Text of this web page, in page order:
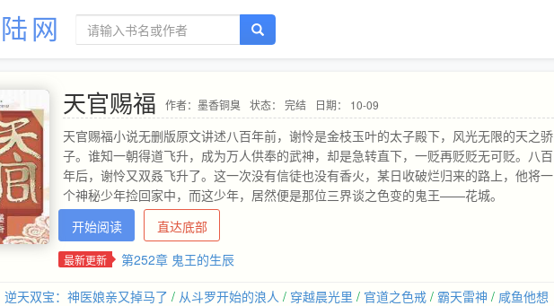
网
天官赐福 作者：墨香铜臭 状态： 完结 日期： 10-09
天官赐福小说无删版原文讲述八百年前，谢怜是金枝玉叶的太子殿下，风光无限的天之骄
子。谁知一朝得道飞升，成为万人供奉的武神，却是急转直下，一贬再贬贬无可贬。八百
年后，谢怜又双叒飞升了。这一次没有信徒也没有香火，某日收破烂归来的路上，他将一
个神秘少年捡回家中，而这少年，居然便是那位三界谈之色变的鬼王——花城。
开始阅读
直达底部
最新更新 第252章 鬼王的生辰
逆天双宝：神医娘亲又掉马了 / 从斗罗开始的浪人 / 穿越晨光里 / 官道之色戒 / 霸天雷神 / 咸鱼他想